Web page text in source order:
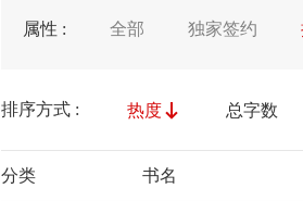
属性 : 全部 独家签约
排序方式 : 热度 总字数
分类 书名